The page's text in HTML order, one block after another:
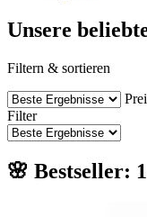
Unsere
Filtern & sortieren
Filter
🌸 Bestseller: